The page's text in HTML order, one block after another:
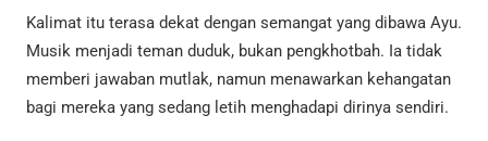
Kalimat itu terasa dekat dengan semangat yang dibawa Ayu.
Musik menjadi teman duduk, bukan pengkhotbah. Ia tidak
memberi jawaban mutlak, namun menawarkan kehangatan
bagi mereka yang sedang letih menghadapi dirinya sendiri.